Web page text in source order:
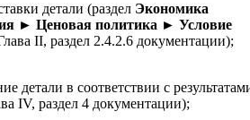
детали (раздел Экономика
► Ценовая политика ► Условие
II, раздел 2.4.2.6 документации);
детали в соответствии с
IV, раздел 4 документации);